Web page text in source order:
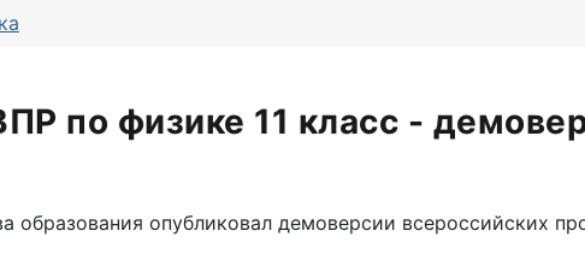
по физике 11 класс -
образования опубликовал демоверсии всероссийских